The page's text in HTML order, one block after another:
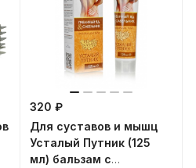
320 ₽
Для суставов и мышц
Усталый Путник (125
мл) бальзам с